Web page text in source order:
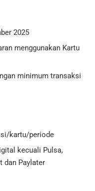
2025
menggunakan Kartu
minimum transaksi
kartu/periode
kecuali Pulsa,
dan Paylater